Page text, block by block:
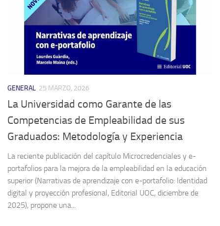
GENERAL 25 MARZO, 2026
La Universidad como Garante de las
Competencias de Empleabilidad de sus
Graduados: Metodología y Experiencia
La reciente publicación del capítulo Microcredenciales y e-
portafolios para la mejora de la empleabilidad en la educación
superior (Narrativas de aprendizaje con e-portafolio: Identidad
digital y proyección profesional, Editorial UOC, diciembre de
2025), propone una...